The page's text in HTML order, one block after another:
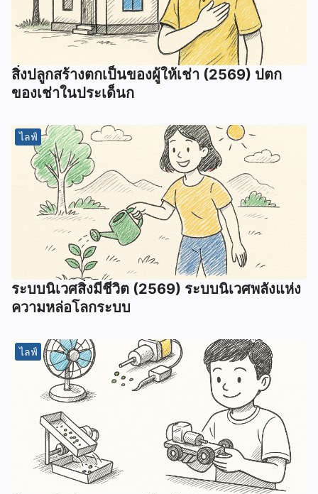
สิ่งปลูกสร้างตกเป็นของผู้ให้เช่า (2569) ปตก
ของเช่าในประเด็นก
ไลฟ์
ระบบนิเวศสิ่งมีชีวิต (2569) ระบบนิเวศพลังแห่ง
ความหล่อโลกระบบ
ไลฟ์